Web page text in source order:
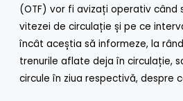
(OTF) vor fi avizați operativ când
vitezei de circulație și pe ce
încât aceștia să informeze, la
trenurile aflate deja în circulație,
circule în ziua respectivă, despre